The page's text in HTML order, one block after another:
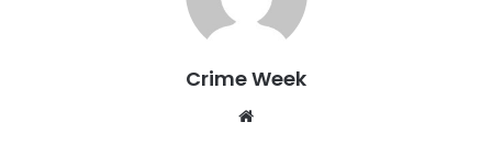
Crime Week